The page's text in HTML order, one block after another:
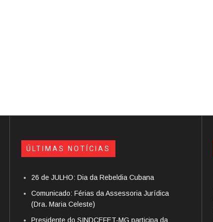
ÚLTIMAS NOTÍCIAS
26 de JULHO: Dia da Rebeldia Cubana
Comunicado: Férias da Assessoria Jurídica
(Dra. Maria Celeste)
Presidente do SINDCEFET-MG participa da